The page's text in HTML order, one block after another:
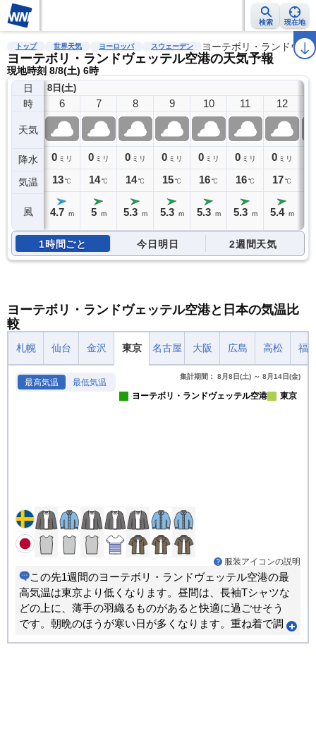
検索 現在地
雨雲レーダー 台風情報 地震情報 警報・注意報 2週間天気 ラ
トップ 世界天気 ヨーロッパ スウェーデン ヨーテボリ・ランドヴェ
ヨーテボリ・ランドヴェッテル空港の天気予報
現地時刻 8/8(土) 6時
日
時
天気
降水
気温
風
8日(土)
6
0 ミリ
13℃
4.7 m
7
0 ミリ
14℃
5 m
8
0 ミリ
14℃
5.3 m
9
0 ミリ
15℃
5.3 m
10
0 ミリ
16℃
5.3 m
11
0 ミリ
16℃
5.3 m
12
0 ミリ
17℃
5.4 m
1時間ごと 今日明日 2週間天気
ヨーテボリ・ランドヴェッテル空港と日本の気温比
較
札幌 仙台 金沢 東京 名古屋 大阪 広島 高松 福
最高気温 最低気温
集計期間： 8月8日(土) ～ 8月14日(金)
ヨーテボリ・ランドヴェッテル空港 東京
服装アイコンの説明
この先1週間のヨーテボリ・ランドヴェッテル空港の最
高気温は東京より低くなります。昼間は、長袖Tシャツな
どの上に、薄手の羽織るものがあると快適に過ごせそう
です。朝晩のほうが寒い日が多くなります。重ね着で調